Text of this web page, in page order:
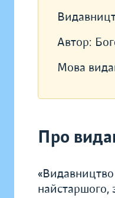
Автор:
Мова
Про
«Видавництво
найстаршого,